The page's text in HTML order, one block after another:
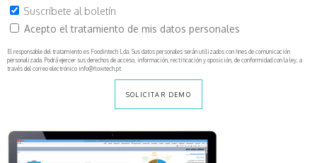
Suscríbete al boletín
Acepto el tratamiento de mis datos personales
El responsable del tratamiento es Foodintech Lda. Sus datos personales serán utilizados con fines de comunicación
personalizada. Podrá ejercer sus derechos de acceso, información, rectificación y oposición, de conformidad con la ley, a
través del correo electrónico info@flowtech.pt.
SOLICITAR DEMO